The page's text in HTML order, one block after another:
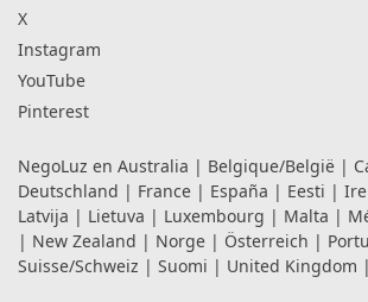
X
Instagram
YouTube
Pinterest
NegoLuz en Australia | Belgique/België |
Deutschland | France | España | Eesti |
Latvija | Lietuva | Luxembourg | Malta |
| New Zealand | Norge | Österreich |
Suisse/Schweiz | Suomi | United Kingdom |